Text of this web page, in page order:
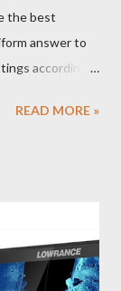
the best
answer to
according
guide to get the
READ MORE »